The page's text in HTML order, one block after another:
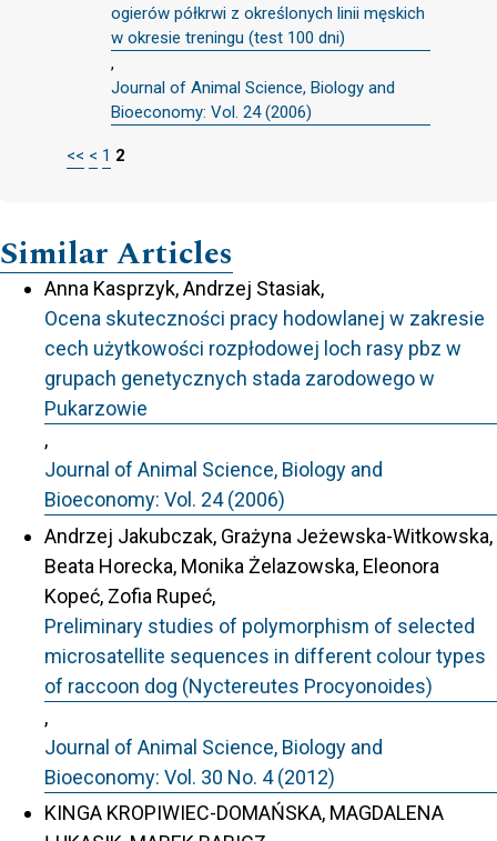
ogierów półkrwi z określonych linii męskich
w okresie treningu (test 100 dni)
,
Journal of Animal Science, Biology and
Bioeconomy: Vol. 24 (2006)
<< < 1 2
Similar Articles
Anna Kasprzyk, Andrzej Stasiak,
Ocena skuteczności pracy hodowlanej w zakresie
cech użytkowości rozpłodowej loch rasy pbz w
grupach genetycznych stada zarodowego w
Pukarzowie
,
Journal of Animal Science, Biology and
Bioeconomy: Vol. 24 (2006)
Andrzej Jakubczak, Grażyna Jeżewska-Witkowska,
Beata Horecka, Monika Żelazowska, Eleonora
Kopeć, Zofia Rupeć,
Preliminary studies of polymorphism of selected
microsatellite sequences in different colour types
of raccoon dog (Nyctereutes Procyonoides)
,
Journal of Animal Science, Biology and
Bioeconomy: Vol. 30 No. 4 (2012)
KINGA KROPIWIEC-DOMAŃSKA, MAGDALENA